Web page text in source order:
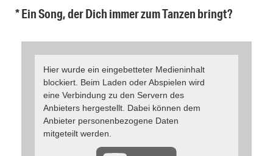
* Ein Song, der Dich immer zum Tanzen bringt?
Hier wurde ein eingebetteter Medieninhalt
blockiert. Beim Laden oder Abspielen wird
eine Verbindung zu den Servern des
Anbieters hergestellt. Dabei können dem
Anbieter personenbezogene Daten
mitgeteilt werden.